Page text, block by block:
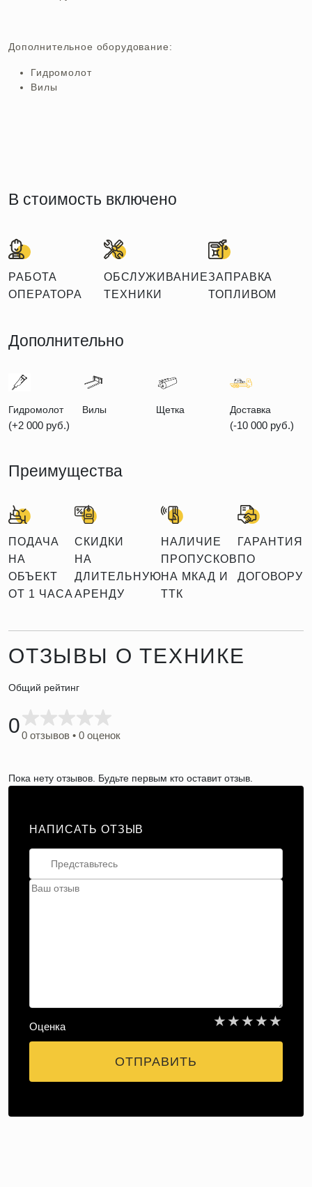
Дополнительное оборудование:
Гидромолот
Вилы
В стоимость включено
РАБОТА
ОПЕРАТОРА
ОБСЛУЖИВАНИЕ
ТЕХНИКИ
ЗАПРАВКА
ТОПЛИВОМ
Дополнительно
Гидромолот
(+2 000 руб.)
Вилы Щетка Доставка
(-10 000 руб.)
Преимущества
ПОДАЧА
НА
ОБЪЕКТ
ОТ 1 ЧАСА
СКИДКИ
НА
ДЛИТЕЛЬНУЮ
АРЕНДУ
НАЛИЧИЕ
ПРОПУСКОВ
НА МКАД И
ТТК
ГАРАНТИЯ
ПО
ДОГОВОРУ
ОТЗЫВЫ О ТЕХНИКЕ
Общий рейтинг
00 отзывов • 0 оценок
Пока нету отзывов. Будьте первым кто оставит отзыв.
НАПИСАТЬ ОТЗЫВ
Оценка ★
★
★
★
★
ОТПРАВИТЬ